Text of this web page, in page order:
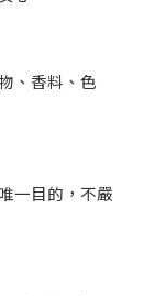
、香料、色
一目的，不嚴